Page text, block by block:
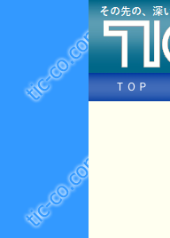
ＴＯＰ